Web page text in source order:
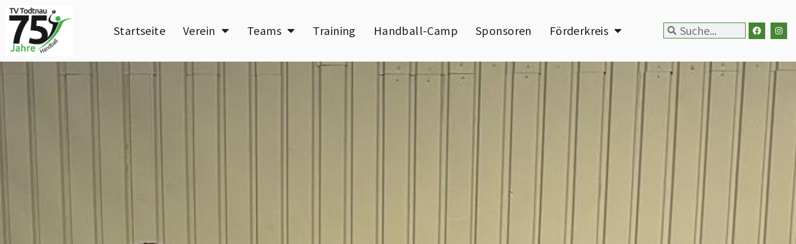
Startseite Verein Teams Training Handball-Camp Sponsoren Förderkreis